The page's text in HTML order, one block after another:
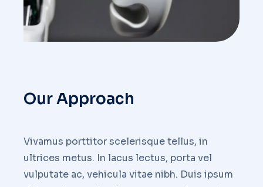
Our Approach
Vivamus porttitor scelerisque tellus, in
ultrices metus. In lacus lectus, porta vel
vulputate ac, vehicula vitae nibh. Duis ipsum